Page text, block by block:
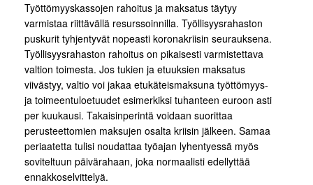
Työttömyyskassojen rahoitus ja maksatus täytyy
varmistaa riittävällä resurssoinnilla. Työllisyysrahaston
puskurit tyhjentyvät nopeasti koronakriisin seurauksena.
Työllisyysrahaston rahoitus on pikaisesti varmistettava
valtion toimesta. Jos tukien ja etuuksien maksatus
viivästyy, valtio voi jakaa etukäteismaksuna työttömyys-
ja toimeentuloetuudet esimerkiksi tuhanteen euroon asti
per kuukausi. Takaisinperintä voidaan suorittaa
perusteettomien maksujen osalta kriisin jälkeen. Samaa
periaatetta tulisi noudattaa työajan lyhentyessä myös
soviteltuun päivärahaan, joka normaalisti edellyttää
ennakkoselvittelyä.